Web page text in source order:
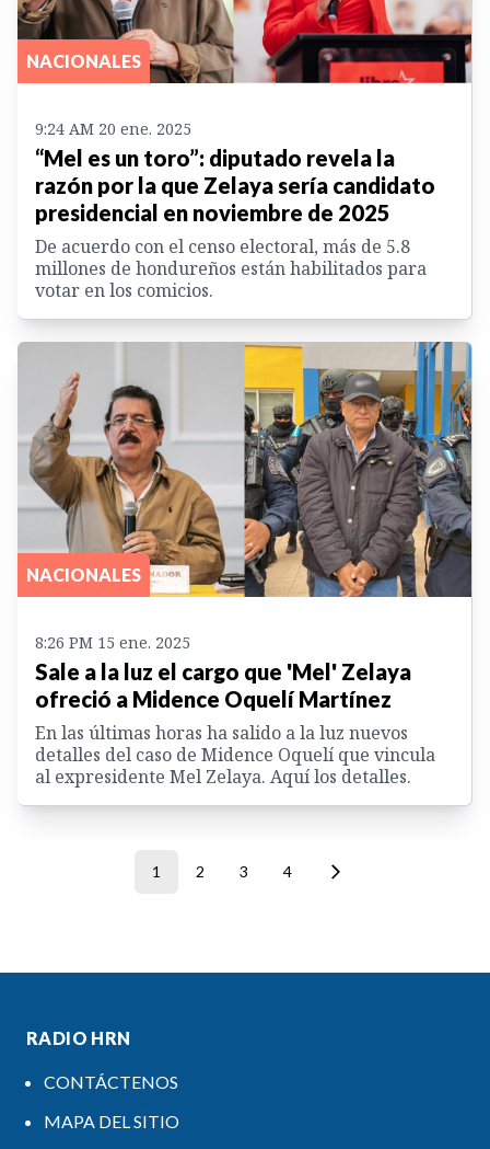
NACIONALES
9:24 AM 20 ene. 2025
“Mel es un toro”: diputado revela la
razón por la que Zelaya sería candidato
presidencial en noviembre de 2025
De acuerdo con el censo electoral, más de 5.8
millones de hondureños están habilitados para
votar en los comicios.
NACIONALES
8:26 PM 15 ene. 2025
Sale a la luz el cargo que 'Mel' Zelaya
ofreció a Midence Oquelí Martínez
En las últimas horas ha salido a la luz nuevos
detalles del caso de Midence Oquelí que vincula
al expresidente Mel Zelaya. Aquí los detalles.
1 2 3 4
RADIO HRN
CONTÁCTENOS
MAPA DEL SITIO